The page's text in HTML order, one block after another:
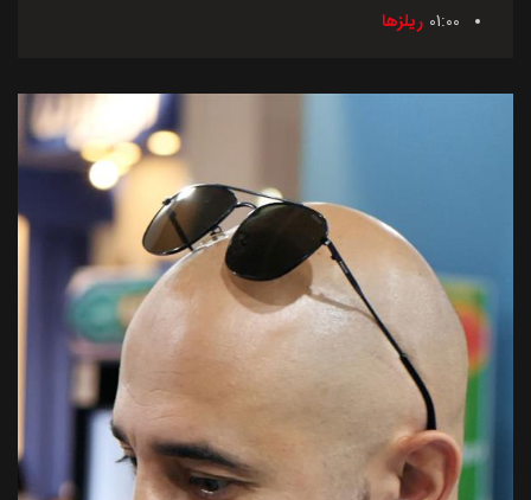
01:00 ریلزها